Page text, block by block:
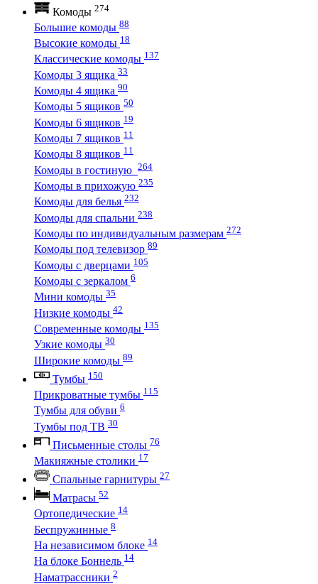
Комоды 274
Большие комоды 88
Высокие комоды 18
Классические комоды 137
Комоды 3 ящика 33
Комоды 4 ящика 90
Комоды 5 ящиков 50
Комоды 6 ящиков 19
Комоды 7 ящиков 11
Комоды 8 ящиков 11
Комоды в гостиную 264
Комоды в прихожую 235
Комоды для белья 232
Комоды для спальни 238
Комоды по индивидуальным размерам 272
Комоды под телевизор 89
Комоды с дверцами 105
Комоды с зеркалом 6
Мини комоды 35
Низкие комоды 42
Современные комоды 135
Узкие комоды 30
Широкие комоды 89
Тумбы 150
Прикроватные тумбы 115
Тумбы для обуви 6
Тумбы под ТВ 30
Письменные столы 76
Макияжные столики 17
Спальные гарнитуры 27
Матрасы 52
Ортопедические 14
Беспружинные 8
На независимом блоке 14
На блоке Боннель 14
Наматрассники 2